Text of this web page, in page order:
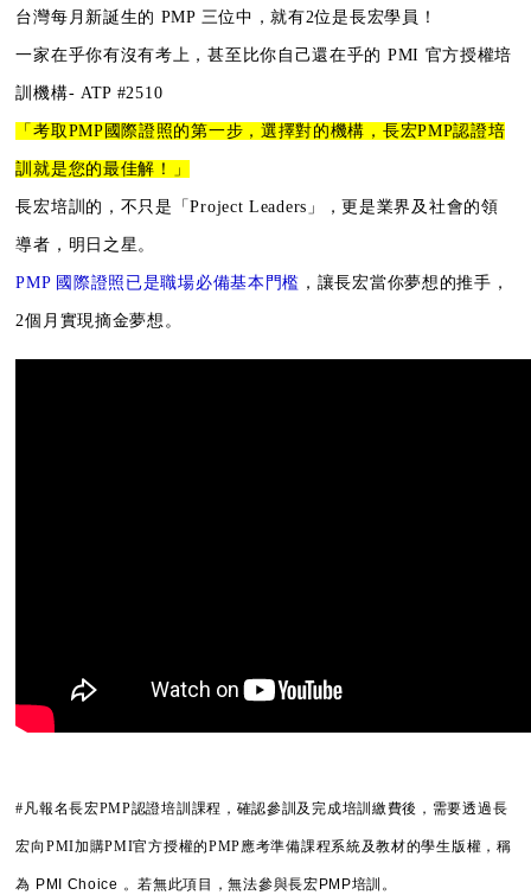
台灣每月新誕生的 PMP 三位中，就有2位是長宏學員！
一家在乎你有沒有考上，甚至比你自己還在乎的 PMI 官方授權培
訓機構- ATP #2510
「考取PMP國際證照的第一步， 選擇對的機構，長宏PMP認證培
訓就是您的最佳解！」
長宏培訓的，不只是「Project Leaders」，更是業界及社會的領
導者，明日之星。
PMP 國際證照已是職場必備基本門檻 ，讓長宏當你夢想的推手，
2個月實現摘金夢想。
#凡報名長宏PMP認證培訓課程，確認參訓及完成培訓繳費後，需要透過長
宏向PMI加購PMI官方授權的PMP應考準備課程系統及教材的學生版權，稱
為 PMI Choice 。若無此項目，無法參與長宏PMP培訓。